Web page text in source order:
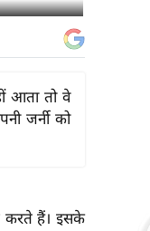
आता तो वे
जर्नी को
करते हैं। इसके